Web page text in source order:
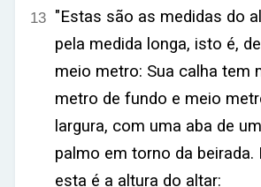
13 "Estas são as medidas do
pela medida longa, isto é, de
meio metro: Sua calha tem
metro de fundo e meio
largura, com uma aba de um
palmo em torno da beirada.
esta é a altura do altar: